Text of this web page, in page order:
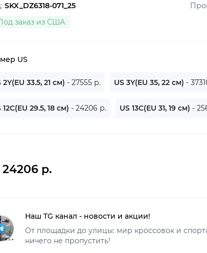
SKX_DZ6318-071_25
заказ из США
US
2Y(EU 33.5, 21 см) - 27555 р. US 3Y(EU 35, 22 см) -
12C(EU 29.5, 18 см) - 24206 р. US 13C(EU 31, 19 см) -
24206 р.
Наш TG канал - новости и акции!
От площадки до улицы: мир кроссовок и
ничего не пропустить!